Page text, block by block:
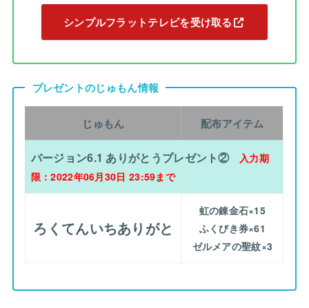
シンプルフラットテレビを受け取る
プレゼントのじゅもん情報
じゅもん 配布アイテム
バージョン6.1 ありがとうプレゼント②
入力期
限：2022年06月30日 23:59まで
ろくてんいちありがと
虹の錬金石×15
ふくびき券×61
ゼルメアの聖紋×3